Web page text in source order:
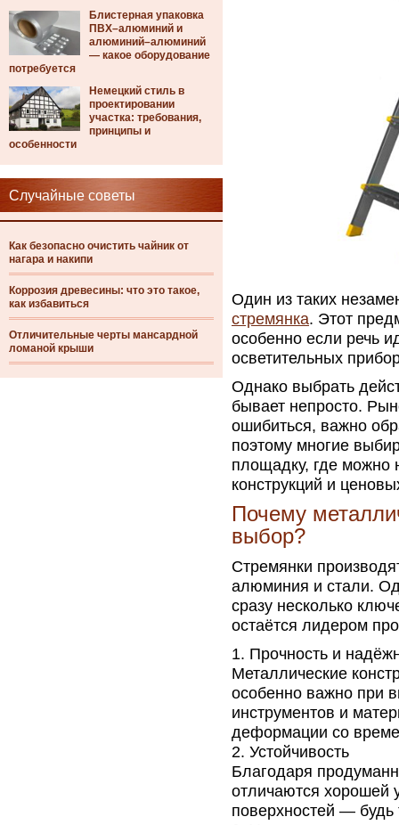
Блистерная упаковка
ПВХ–алюминий и
алюминий–алюминий
— какое оборудование
потребуется
Немецкий стиль в
проектировании
участка: требования,
принципы и
особенности
Случайные советы
Как безопасно очистить чайник от
нагара и накипи
Коррозия древесины: что это такое,
как избавиться
Отличительные черты мансардной
ломаной крыши
Один из таких
стремянка. Этот
особенно если речь
осветительных
Однако выбрать
бывает непросто.
ошибиться, важно
поэтому многие
площадку, где можно
конструкций и
Почему
выбор?
Стремянки
алюминия и стали.
сразу несколько
остаётся лидером
Прочность и
Металлические
особенно важно при
инструментов и
деформации со
Устойчивость
Благодаря
отличаются хорошей
поверхностей — будь